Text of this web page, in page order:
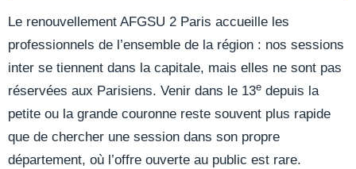
Le renouvellement AFGSU 2 Paris accueille les
professionnels de l’ensemble de la région : nos sessions
inter se tiennent dans la capitale, mais elles ne sont pas
réservées aux Parisiens. Venir dans le 13e depuis la
petite ou la grande couronne reste souvent plus rapide
que de chercher une session dans son propre
département, où l’offre ouverte au public est rare.